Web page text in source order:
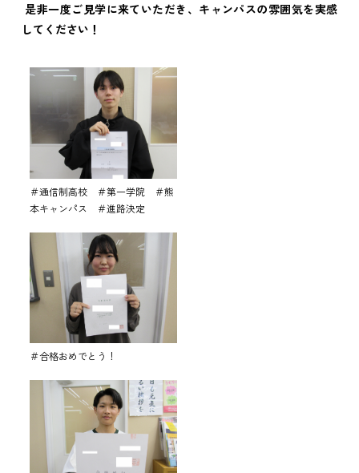
是非一度ご見学に来ていただき、キャンパスの雰囲気を実感
してください！
＃通信制高校 ＃第一学院 ＃熊
本キャンパス ＃進路決定
＃合格おめでとう！